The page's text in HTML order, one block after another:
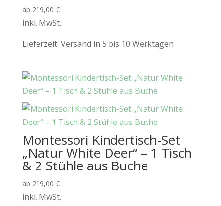
ab 219,00 €
inkl. MwSt.
Lieferzeit: Versand in 5 bis 10 Werktagen
Montessori Kindertisch-Set
„Natur White Deer“ – 1 Tisch
& 2 Stühle aus Buche
ab 219,00 €
inkl. MwSt.